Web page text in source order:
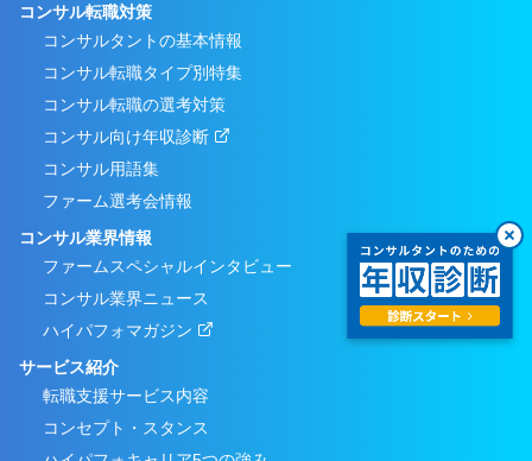
コンサル転職対策
コンサルタントの基本情報
コンサル転職タイプ別特集
コンサル転職の選考対策
コンサル向け年収診断
コンサル用語集
ファーム選考会情報
コンサル業界情報
ファームスペシャルインタビュー
コンサル業界ニュース
ハイパフォマガジン
サービス紹介
転職支援サービス内容
コンセプト・スタンス